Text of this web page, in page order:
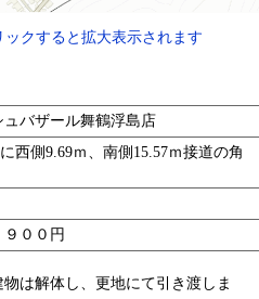
ックすると拡大表示されます
ュバザール舞鶴浮島店
西側9.69ｍ、南側15.57ｍ接道の角
９００円
は解体し、更地にて引き渡しま